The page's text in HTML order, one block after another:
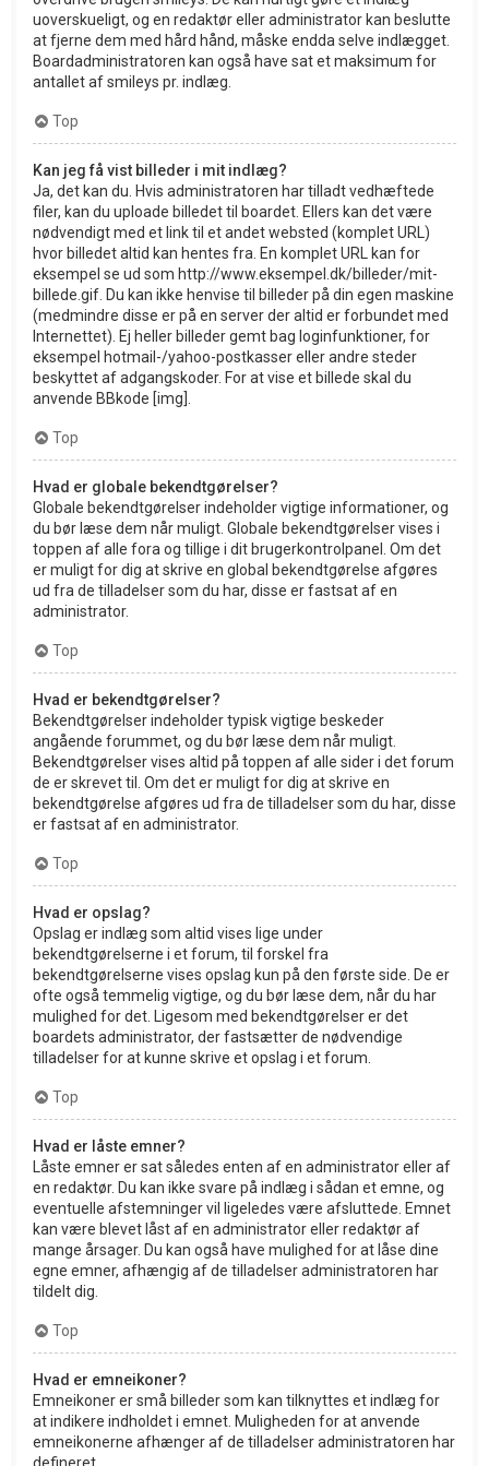
uoverskueligt, og en redaktør eller administrator kan beslutte
at fjerne dem med hård hånd, måske endda selve indlægget.
Boardadministratoren kan også have sat et maksimum for
antallet af smileys pr. indlæg.
Top
Kan jeg få vist billeder i mit indlæg?
Ja, det kan du. Hvis administratoren har tilladt vedhæftede
filer, kan du uploade billedet til boardet. Ellers kan det være
nødvendigt med et link til et andet websted (komplet URL)
hvor billedet altid kan hentes fra. En komplet URL kan for
eksempel se ud som http://www.eksempel.dk/billeder/mit-
billede.gif. Du kan ikke henvise til billeder på din egen maskine
(medmindre disse er på en server der altid er forbundet med
Internettet). Ej heller billeder gemt bag loginfunktioner, for
eksempel hotmail-/yahoo-postkasser eller andre steder
beskyttet af adgangskoder. For at vise et billede skal du
anvende BBkode [img].
Top
Hvad er globale bekendtgørelser?
Globale bekendtgørelser indeholder vigtige informationer, og
du bør læse dem når muligt. Globale bekendtgørelser vises i
toppen af alle fora og tillige i dit brugerkontrolpanel. Om det
er muligt for dig at skrive en global bekendtgørelse afgøres
ud fra de tilladelser som du har, disse er fastsat af en
administrator.
Top
Hvad er bekendtgørelser?
Bekendtgørelser indeholder typisk vigtige beskeder
angående forummet, og du bør læse dem når muligt.
Bekendtgørelser vises altid på toppen af alle sider i det forum
de er skrevet til. Om det er muligt for dig at skrive en
bekendtgørelse afgøres ud fra de tilladelser som du har, disse
er fastsat af en administrator.
Top
Hvad er opslag?
Opslag er indlæg som altid vises lige under
bekendtgørelserne i et forum, til forskel fra
bekendtgørelserne vises opslag kun på den første side. De er
ofte også temmelig vigtige, og du bør læse dem, når du har
mulighed for det. Ligesom med bekendtgørelser er det
boardets administrator, der fastsætter de nødvendige
tilladelser for at kunne skrive et opslag i et forum.
Top
Hvad er låste emner?
Låste emner er sat således enten af en administrator eller af
en redaktør. Du kan ikke svare på indlæg i sådan et emne, og
eventuelle afstemninger vil ligeledes være afsluttede. Emnet
kan være blevet låst af en administrator eller redaktør af
mange årsager. Du kan også have mulighed for at låse dine
egne emner, afhængig af de tilladelser administratoren har
tildelt dig.
Top
Hvad er emneikoner?
Emneikoner er små billeder som kan tilknyttes et indlæg for
at indikere indholdet i emnet. Muligheden for at anvende
emneikonerne afhænger af de tilladelser administratoren har